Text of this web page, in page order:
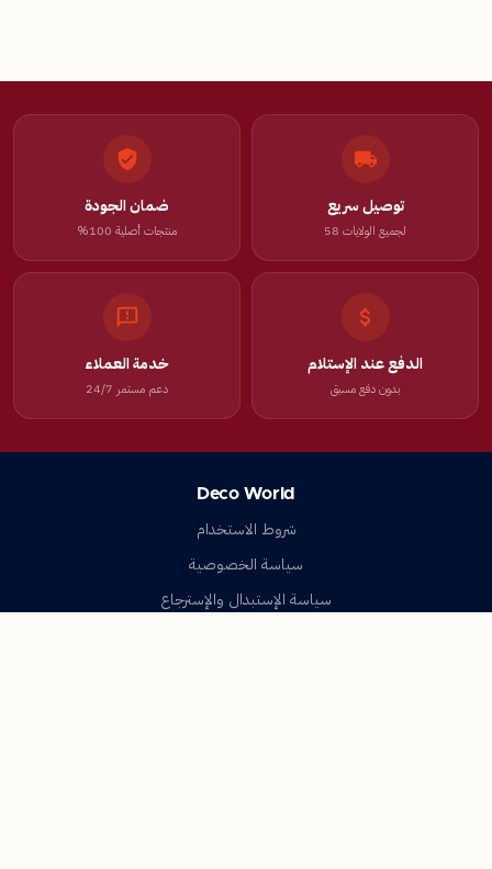
توصيل سريع
لجميع الولايات 58
ضمان الجودة
منتجات أصلية 100%
الدفع عند الإستلام
بدون دفع مسبق
خدمة العملاء
دعم مستمر 24/7
Deco World
شروط الاستخدام
سياسة الخصوصية
سياسة الإستبدال والإسترجاع